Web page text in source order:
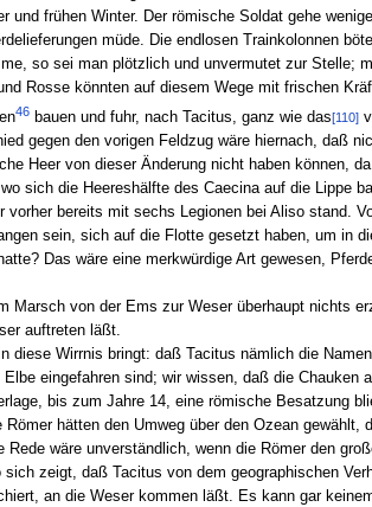
und frühen Winter. Der römische Soldat gehe
müde. Die endlosen Trainkolonnen
so sei man plötzlich und unvermutet zur Stelle;
Rosse könnten auf diesem Wege mit frischen
46bauen und fuhr, nach Tacitus, ganz wie das[110]
gegen den vorigen Feldzug wäre hiernach, daß
Heer von dieser Änderung nicht haben können,
sich die Heereshälfte des Caecina auf die Lippe
bereits mit sechs Legionen bei Aliso stand.
sein, sich auf die Flotte gesetzt haben, um in
Das wäre eine merkwürdige Art gewesen,
Marsch von der Ems zur Weser überhaupt nichts
auftreten läßt.
diese Wirrnis bringt: daß Tacitus nämlich die
eingefahren sind; wir wissen, daß die Chauken
bis zum Jahre 14, eine römische Besatzung
hätten den Umweg über den Ozean
wäre unverständlich, wenn die Römer den
zeigt, daß Tacitus von dem geographischen
an die Weser kommen läßt. Es kann gar